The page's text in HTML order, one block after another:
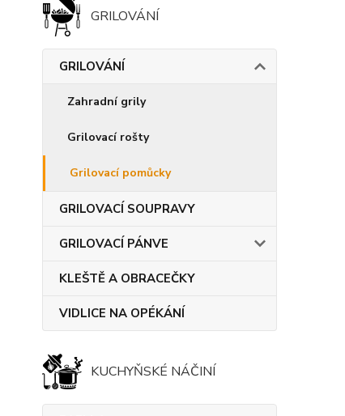
GRILOVÁNÍ
GRILOVÁNÍ
Zahradní grily
Grilovací rošty
Grilovací pomůcky
GRILOVACÍ SOUPRAVY
GRILOVACÍ PÁNVE
KLEŠTĚ A OBRACEČKY
VIDLICE NA OPÉKÁNÍ
KUCHYŇSKÉ NÁČINÍ